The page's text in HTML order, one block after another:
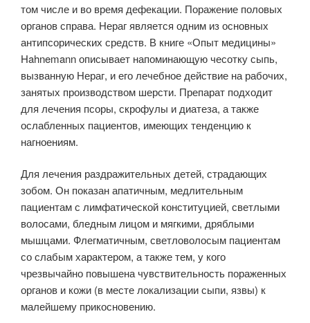
том числе и во время дефекации. Поражение половых
органов справа. Нераг является одним из основных
антипсорических средств. В книге «Опыт медицины»
Hahnemann описывает напоминающую чесотку сыпь,
вызванную Нераг, и его лечебное действие на рабочих,
занятых производством шерсти. Препарат подходит
для лечения псоры, скрофулы и диатеза, а также
ослабленных пациентов, имеющих тенденцию к
нагноениям.
Для лечения раздражительных детей, страдающих
зобом. Он показан апатичным, медлительным
пациентам с лимфатической конституцией, светлыми
волосами, бледным лицом и мягкими, дряблыми
мышцами. Флегматичным, светловолосым пациентам
со слабым характером, а также тем, у кого
чрезвычайно повышена чувствительность пораженных
органов и кожи (в месте локализации сыпи, язвы) к
малейшему прикосновению.